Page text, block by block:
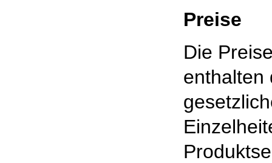
Preise
Die
enthalten